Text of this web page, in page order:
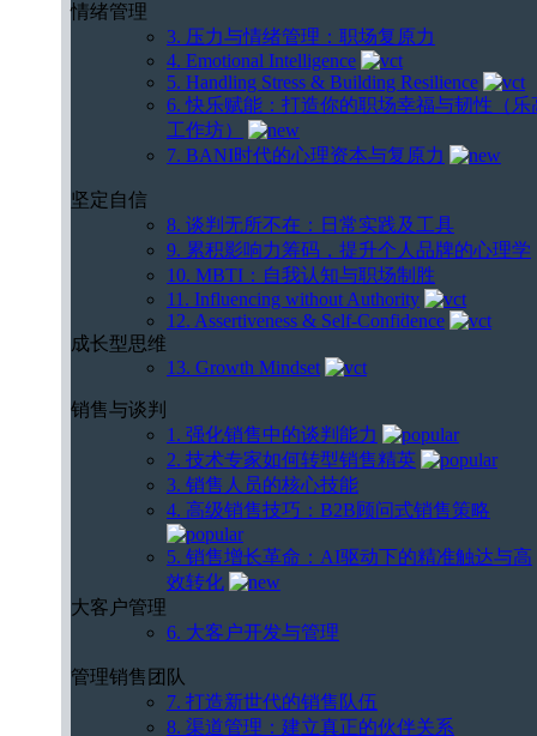
情绪管理
3. 压力与情绪管理：职场复原力
4. Emotional Intelligence
5. Handling Stress & Building Resilience
6. 快乐赋能：打造你的职场幸福与韧性（乐
工作坊）
7. BANI时代的心理资本与复原力
坚定自信
8. 谈判无所不在：日常实践及工具
9. 累积影响力筹码，提升个人品牌的心理学
10. MBTI：自我认知与职场制胜
11. Influencing without Authority
12. Assertiveness & Self-Confidence
成长型思维
13. Growth Mindset
销售与谈判
1. 强化销售中的谈判能力
2. 技术专家如何转型销售精英
3. 销售人员的核心技能
4. 高级销售技巧：B2B顾问式销售策略
5. 销售增长革命：AI驱动下的精准触达与高
效转化
大客户管理
6. 大客户开发与管理
管理销售团队
7. 打造新世代的销售队伍
8. 渠道管理：建立真正的伙伴关系